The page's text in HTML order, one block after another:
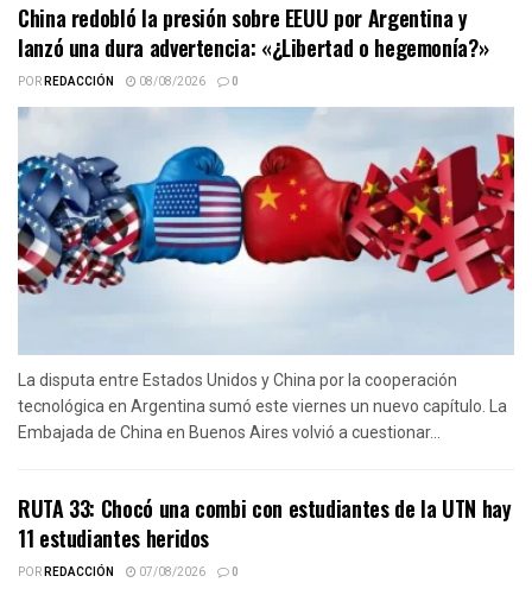
China redobló la presión sobre EEUU por Argentina y
lanzó una dura advertencia: «¿Libertad o hegemonía?»
PORREDACCIÓN 08/08/2026 0
La disputa entre Estados Unidos y China por la cooperación
tecnológica en Argentina sumó este viernes un nuevo capítulo. La
Embajada de China en Buenos Aires volvió a cuestionar...
RUTA 33: Chocó una combi con estudiantes de la UTN hay
11 estudiantes heridos
PORREDACCIÓN 07/08/2026 0